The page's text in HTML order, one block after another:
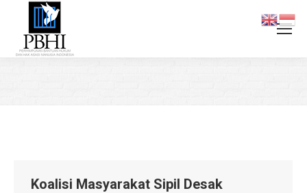
Koalisi Masyarakat Sipil Desak